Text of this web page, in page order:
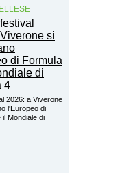
2026: a Viverone
l'Europeo di
Mondiale di